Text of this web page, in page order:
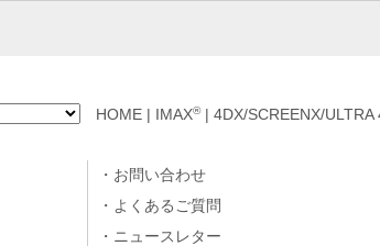
HOME IMAX®| 4DX/SCREENX/ULTRA
お問い合わせ
よくあるご質問
ニュースレター